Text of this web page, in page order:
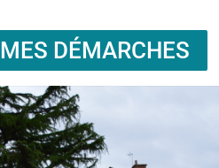
MES DÉMARCHES